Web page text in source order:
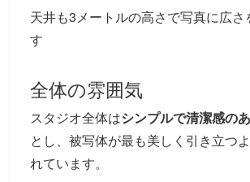
天井も3メートルの高さで写真に広さ
す
全体の雰囲気
スタジオ全体はシンプルで清潔感の
とし、被写体が最も美しく引き立つ
れています。